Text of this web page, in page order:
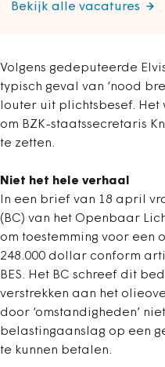
Bekijk alle vacatures
Volgens gedeputeerde
typisch geval van ‘nood
louter uit plichtsbesef.
om BZK-staatssecretaris
te zetten.
Niet het hele verhaal
In een brief van 18 april
(BC) van het Openbaar
om toestemming voor een
248.000 dollar conform
BES. Het BC schreef dit
verstrekken aan het
door ‘omstandigheden’
belastingaanslag op een
te kunnen betalen.